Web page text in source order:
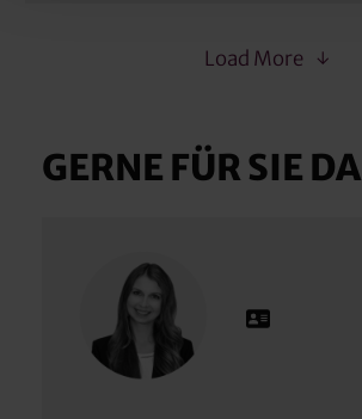
Load More
GERNE FÜR SIE DA